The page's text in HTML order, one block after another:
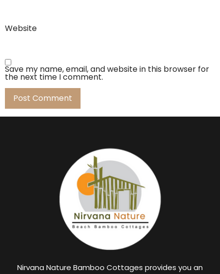
Website
Save my name, email, and website in this browser for
the next time I comment.
Nirvana Nature Bamboo Cottages provides you an